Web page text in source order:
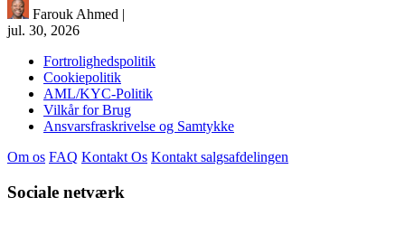
Farouk Ahmed |
jul. 30, 2026
Fortrolighedspolitik
Cookiepolitik
AML/KYC-Politik
Vilkår for Brug
Ansvarsfraskrivelse og Samtykke
Om os FAQ Kontakt Os Kontakt salgsafdelingen
Sociale netværk